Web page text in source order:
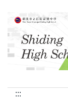
主
內
:::